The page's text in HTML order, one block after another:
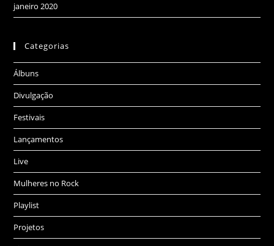
janeiro 2020
Categorias
Álbuns
Divulgação
Festivais
Lançamentos
Live
Mulheres no Rock
Playlist
Projetos